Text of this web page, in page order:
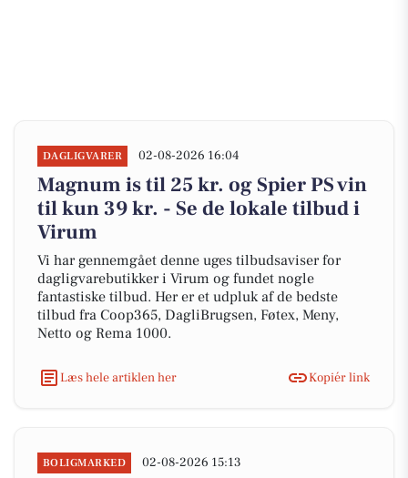
DAGLIGVARER 02-08-2026 16:04
Magnum is til 25 kr. og Spier PS vin
til kun 39 kr. - Se de lokale tilbud i
Virum
Vi har gennemgået denne uges tilbudsaviser for
dagligvarebutikker i Virum og fundet nogle
fantastiske tilbud. Her er et udpluk af de bedste
tilbud fra Coop365, DagliBrugsen, Føtex, Meny,
Netto og Rema 1000.
Læs hele artiklen her Kopiér link
BOLIGMARKED 02-08-2026 15:13